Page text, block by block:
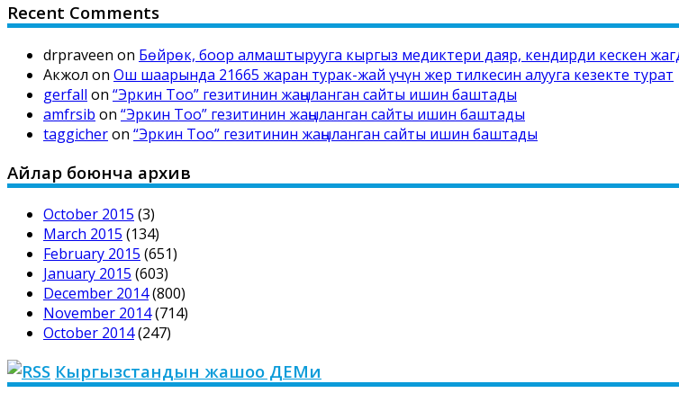
Recent Comments
drpraveen on Бөйрөк, боор алмаштырууга кыргыз медиктери даяр, кендирди кескен
Акжол on Ош шаарында 21665 жаран турак-жай үчүн жер тилкесин алууга кезекте турат
gerfall on “Эркин Тоо” гезитинин жаңыланган сайты ишин баштады
amfrsib on “Эркин Тоо” гезитинин жаңыланган сайты ишин баштады
taggicheron “Эркин Тоо” гезитинин жаңыланган сайты ишин баштады
Айлар боюнча архив
October 2015 (3)
March 2015 (134)
February 2015 (651)
January 2015 (603)
December 2014(800)
November 2014(714)
October 2014(247)
Кыргызстандын жашоо ДЕМи